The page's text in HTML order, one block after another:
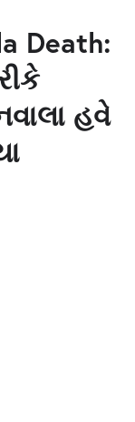
Death:
હવે